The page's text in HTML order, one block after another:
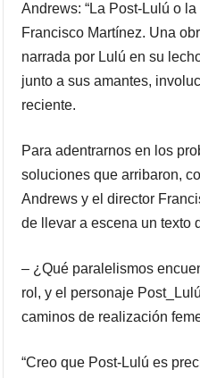
Andrews: “La Post-Lulú o
Francisco Martínez. Una
narrada por Lulú en su
junto a sus amantes,
reciente.
Para adentrarnos en los
soluciones que arribaron,
Andrews y el director
de llevar a escena un texto
– ¿Qué paralelismos
rol, y el personaje
caminos de realización
“Creo que Post-Lulú es